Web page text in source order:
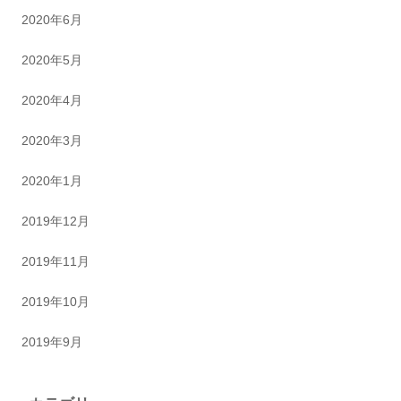
2020年6月
2020年5月
2020年4月
2020年3月
2020年1月
2019年12月
2019年11月
2019年10月
2019年9月